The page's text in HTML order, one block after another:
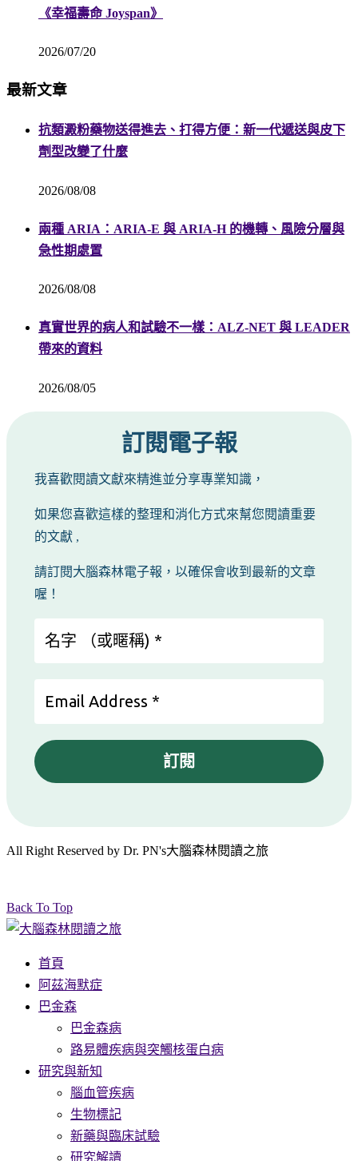
《幸福壽命 Joyspan》
2026/07/20
最新文章
抗類澱粉藥物送得進去、打得方便：新一代遞送與皮下
劑型改變了什麼
2026/08/08
兩種 ARIA：ARIA-E 與 ARIA-H 的機轉、風險分層與
急性期處置
2026/08/08
真實世界的病人和試驗不一樣：ALZ-NET 與 LEADER
帶來的資料
2026/08/05
訂閱電子報
我喜歡閱讀文獻來精進並分享專業知識，
如果您喜歡這樣的整理和消化方式來幫您閱讀重要
的文獻 ,
請訂閱大腦森林電子報，以確保會收到最新的文章
喔！
All Right Reserved by Dr. PN's大腦森林閱讀之旅
Back To Top
首頁
阿茲海默症
巴金森
巴金森病
路易體疾病與突觸核蛋白病
研究與新知
腦血管疾病
生物標記
新藥與臨床試驗
研究解讀